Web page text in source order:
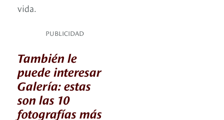
vida.
PUBLICIDAD
También le
puede interesar
Galería: estas
son las 10
fotografías más